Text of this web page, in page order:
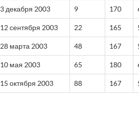
3 декабря 2003 9 170
12 сентября 2003 22 165
28 марта 2003 48 167
10 мая 2003 65 180
15 октября 2003 88 167